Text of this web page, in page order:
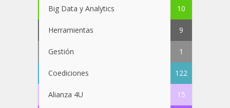
Big Data y Analytics 10
Herramientas 9
Gestión 1
Coediciones 122
Alianza 4U 15